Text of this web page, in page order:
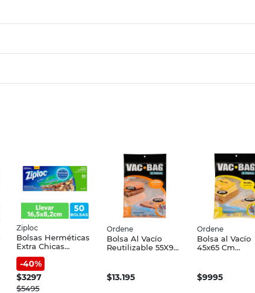
Ziploc
Bolsas Herméticas
Extra Chicas
16.5x8.2 Cm 50 Un
Ziploc
-40%
$3297
$5495
Ordene
Bolsa Al Vacío
Reutilizable 55X90
Ordene
$13.195
Ordene
Bolsa al Vacío
45x65 Cm
Ordene
$9995